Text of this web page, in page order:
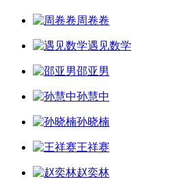
周卷卷
遇见数学
邵亚男
孙慧中
孙晓楠
王祥赛
赵奕林